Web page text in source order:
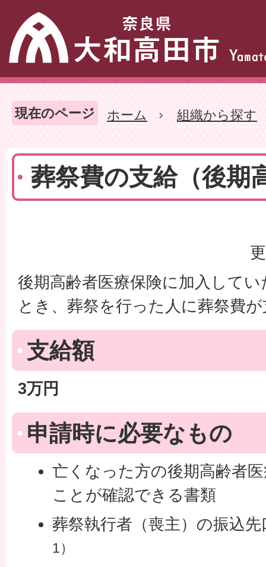
現在のページ ホーム 組織から探す
葬祭費の支給（後期
後期高齢者医療保険に加入して
とき、葬祭を行った人に葬祭費
支給額
3万円
申請時に必要なもの
亡くなった方の後期高齢者
ことが確認できる書類
葬祭執行者（喪主）の振込
1）